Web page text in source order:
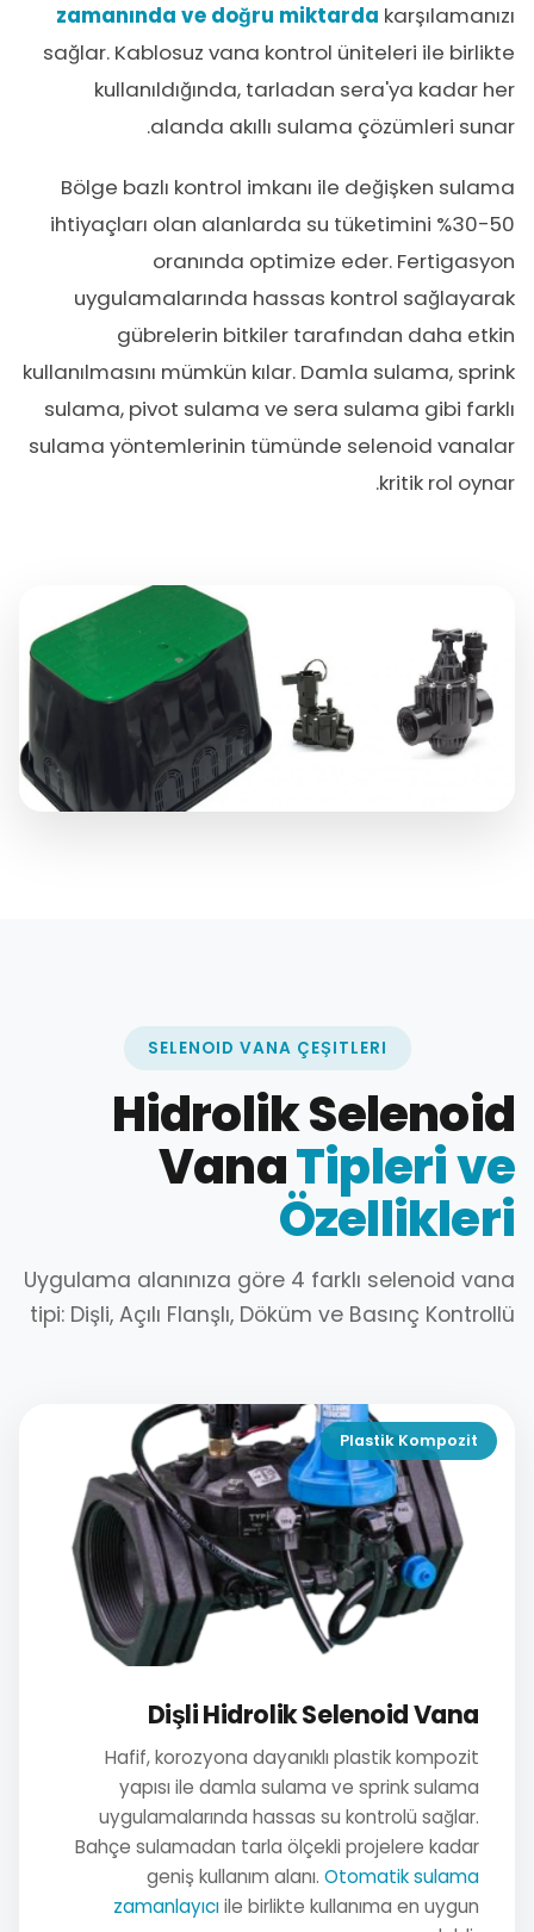
zamanında ve doğru miktarda karşılamanızı
sağlar. Kablosuz vana kontrol üniteleri ile birlikte
kullanıldığında, tarladan sera'ya kadar her
alanda akıllı sulama çözümleri sunar.
Bölge bazlı kontrol imkanı ile değişken sulama
ihtiyaçları olan alanlarda su tüketimini %30-50
oranında optimize eder. Fertigasyon
uygulamalarında hassas kontrol sağlayarak
gübrelerin bitkiler tarafından daha etkin
kullanılmasını mümkün kılar. Damla sulama, sprink
sulama, pivot sulama ve sera sulama gibi farklı
sulama yöntemlerinin tümünde selenoid vanalar
kritik rol oynar.
SELENOID VANA ÇEŞITLERI
Hidrolik Selenoid
VanaTipleri ve
Özellikleri
Uygulama alanınıza göre 4 farklı selenoid vana
tipi: Dişli, Açılı Flanşlı, Döküm ve Basınç Kontrollü
Plastik Kompozit
Dişli Hidrolik Selenoid Vana
Hafif, korozyona dayanıklı plastik kompozit
yapısı ile damla sulama ve sprink sulama
uygulamalarında hassas su kontrolü sağlar.
Bahçe sulamadan tarla ölçekli projelere kadar
geniş kullanım alanı. Otomatik sulama
zamanlayıcıile birlikte kullanıma en uygun